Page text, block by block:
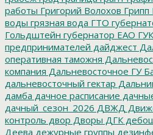
работы Григорий Волохов Грипп
воды грязная вода ГТО
Гольдштейн губернатор ЕАО ГУК
предпринимателей дайджест
оперативная таможня
компания Дальневосточное ГУ
дальневосточный гектар
дамба дачное расписание
дачный_сезон_2026 ДВЖД
контроль двор Дворы ДГК
Деева дежурные группы